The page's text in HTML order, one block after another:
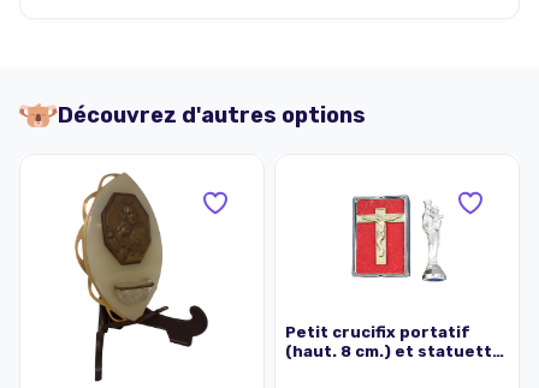
Découvrez d'autres options
Petit crucifix portatif
(haut. 8 cm.) et statuette